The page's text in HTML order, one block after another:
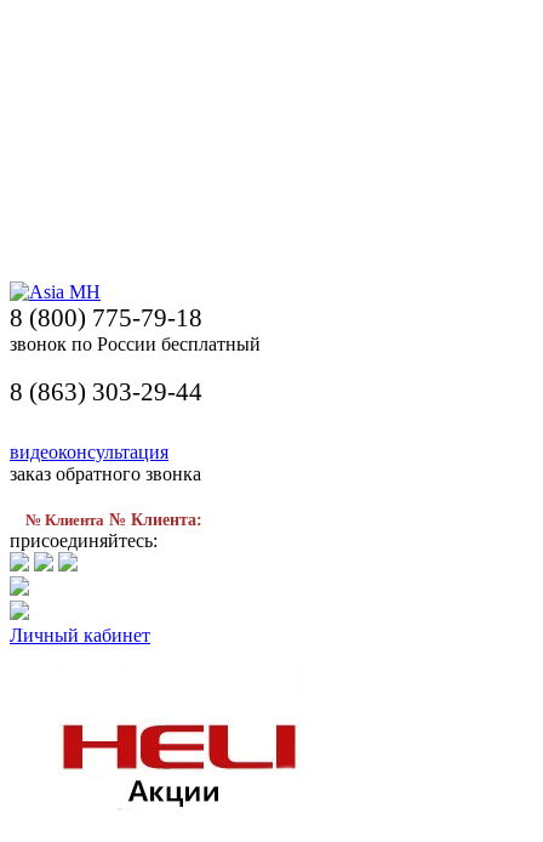
8 (800) 775-79-18
звонок по России бесплатный
8 (863) 303-29-44
видеоконсультация
заказ обратного звонка
№ Клиента № Клиента:
присоединяйтесь:
Личный кабинет